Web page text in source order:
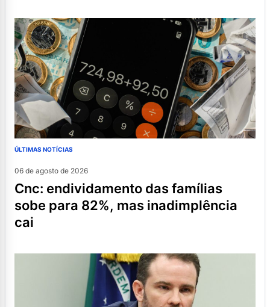
ÚLTIMAS NOTÍCIAS
06 de agosto de 2026
cnc: endividamento das famílias
sobe para 82%, mas inadimplência
cai